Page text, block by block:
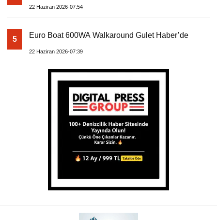
22 Haziran 2026-07:54
5 Euro Boat 600WA Walkaround Gulet Haber’de
22 Haziran 2026-07:39